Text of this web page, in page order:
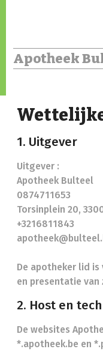
Apotheek
1. Uitgever
Uitgever :
Apotheek Bulteel
0874711653
Torsinplein 20,
+3216811843
De apotheker lid
en presentatie van
2. Host en
De websites
*.apotheek.be en